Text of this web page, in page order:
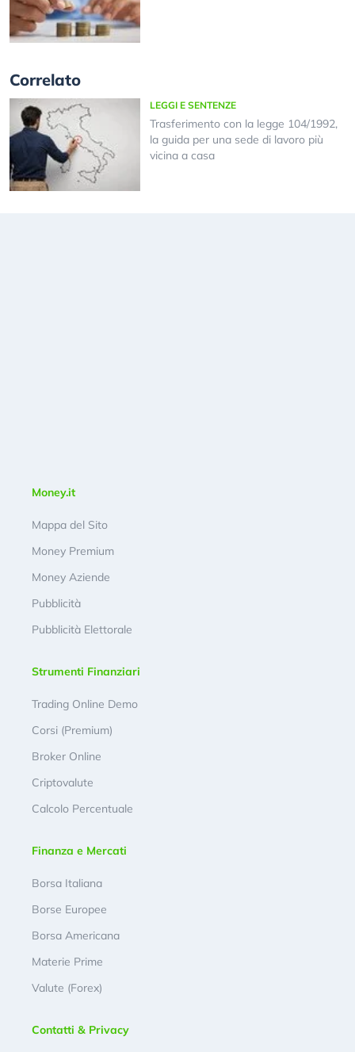
Correlato
LEGGI E SENTENZE
Trasferimento con la legge 104/1992,
la guida per una sede di lavoro più
vicina a casa
Money.it
Mappa del Sito
Money Premium
Money Aziende
Pubblicità
Pubblicità Elettorale
Strumenti Finanziari
Trading Online Demo
Corsi (Premium)
Broker Online
Criptovalute
Calcolo Percentuale
Finanza e Mercati
Borsa Italiana
Borse Europee
Borsa Americana
Materie Prime
Valute (Forex)
Contatti & Privacy